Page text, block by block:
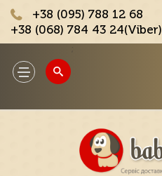
+38 (095) 788 12 68
+38 (068) 784 43 24(Viber)
Toggle
navigation